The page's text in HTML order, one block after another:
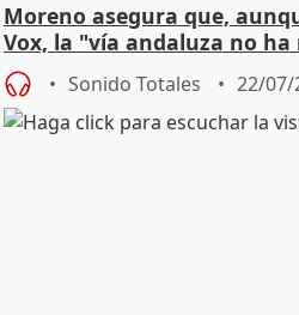
Moreno asegura que,
Vox, la "vía andaluza no
"cambiar"
Sonido Totales 22/07/